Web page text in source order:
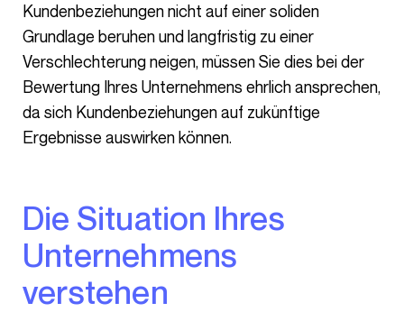
Kundenbeziehungen nicht auf einer soliden
Grundlage beruhen und langfristig zu einer
Verschlechterung neigen, müssen Sie dies bei der
Bewertung Ihres Unternehmens ehrlich ansprechen,
da sich Kundenbeziehungen auf zukünftige
Ergebnisse auswirken können.
Die Situation Ihres
Unternehmens
verstehen